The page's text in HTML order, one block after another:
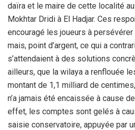
daïra et le maire de cette localité
Mokhtar Dridi à El Hadjar. Ces
encouragé les joueurs à
mais, point d’argent, ce qui a
s’attendaient à des solutions
ailleurs, que la wilaya a renflouée
montant de 1,1 milliard de
n’a jamais été encaissée à cause
effet, les comptes sont gelés à
saisie conservatoire, appuyée par